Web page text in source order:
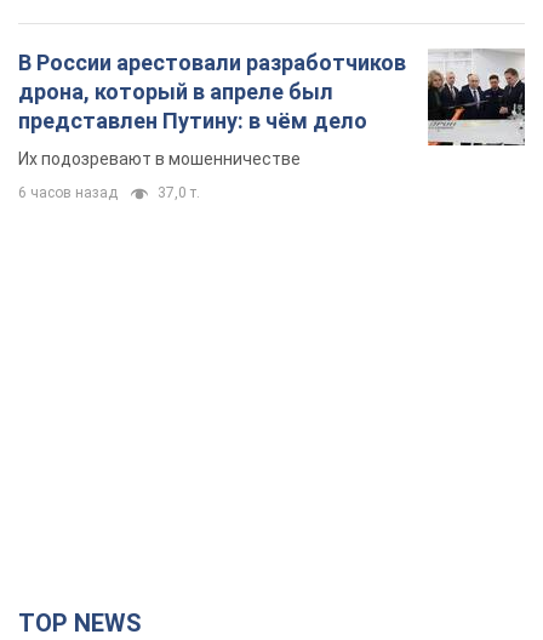
В России арестовали разработчиков
дрона, который в апреле был
представлен Путину: в чём дело
Их подозревают в мошенничестве
6 часов назад 37,0 т.
TOP NEWS